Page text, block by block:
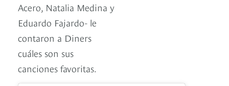
Acero, Natalia Medina y
Eduardo Fajardo- le
contaron a Diners
cuáles son sus
canciones favoritas.